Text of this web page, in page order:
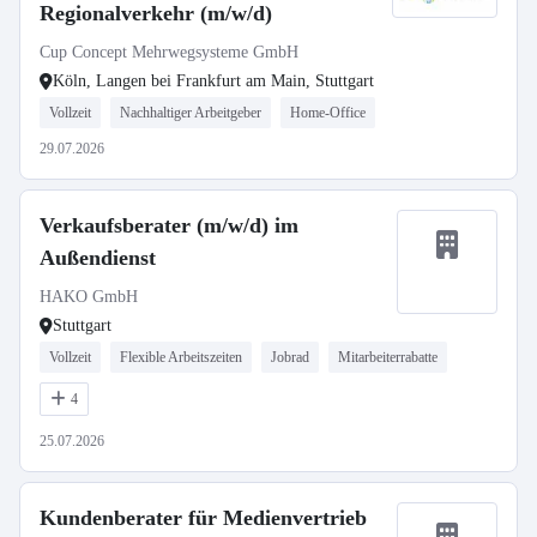
Regionalverkehr (m/w/d)
Cup Concept Mehrwegsysteme GmbH
Köln, Langen bei Frankfurt am Main, Stuttgart
Vollzeit Nachhaltiger Arbeitgeber Home-Office
29.07.2026
Verkaufsberater (m/w/d) im
Außendienst
HAKO GmbH
Stuttgart
Vollzeit Flexible Arbeitszeiten Jobrad Mitarbeiterrabatte
4
25.07.2026
Kundenberater für Medienvertrieb